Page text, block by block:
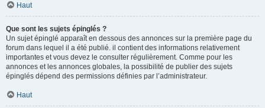
Haut
Que sont les sujets épinglés ?
Un sujet épinglé apparaît en dessous des annonces sur la première page du
forum dans lequel il a été publié. il contient des informations relativement
importantes et vous devez le consulter régulièrement. Comme pour les
annonces et les annonces globales, la possibilité de publier des sujets
épinglés dépend des permissions définies par l’administrateur.
Haut